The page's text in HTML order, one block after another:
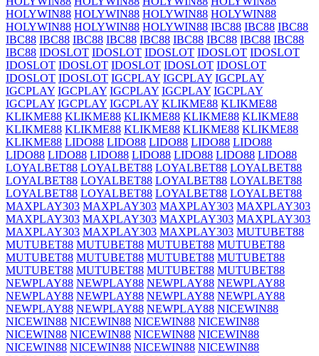
HOLYWIN88 HOLYWIN88 HOLYWIN88 HOLYWIN88
HOLYWIN88 HOLYWIN88 HOLYWIN88 IBC88 IBC88 IBC88
IBC88 IBC88 IBC88 IBC88 IBC88 IBC88 IBC88 IBC88 IBC88
IBC88 IDOSLOT IDOSLOT IDOSLOT IDOSLOT IDOSLOT
IDOSLOT IDOSLOT IDOSLOT IDOSLOT IDOSLOT
IDOSLOT IDOSLOT IGCPLAY IGCPLAY IGCPLAY
IGCPLAY IGCPLAY IGCPLAY IGCPLAY IGCPLAY
IGCPLAY IGCPLAY IGCPLAY KLIKME88 KLIKME88
KLIKME88 KLIKME88 KLIKME88 KLIKME88 KLIKME88
KLIKME88 KLIKME88 KLIKME88 KLIKME88 KLIKME88
KLIKME88 LIDO88 LIDO88 LIDO88 LIDO88 LIDO88
LIDO88 LIDO88 LIDO88 LIDO88 LIDO88 LIDO88 LIDO88
LOYALBET88 LOYALBET88 LOYALBET88 LOYALBET88
LOYALBET88 LOYALBET88 LOYALBET88 LOYALBET88
LOYALBET88 LOYALBET88 LOYALBET88 LOYALBET88
MAXPLAY303 MAXPLAY303 MAXPLAY303 MAXPLAY303
MAXPLAY303 MAXPLAY303 MAXPLAY303 MAXPLAY303
MAXPLAY303 MAXPLAY303 MAXPLAY303 MUTUBET88
MUTUBET88 MUTUBET88 MUTUBET88 MUTUBET88
MUTUBET88 MUTUBET88 MUTUBET88 MUTUBET88
MUTUBET88 MUTUBET88 MUTUBET88 MUTUBET88
NEWPLAY88 NEWPLAY88 NEWPLAY88 NEWPLAY88
NEWPLAY88 NEWPLAY88 NEWPLAY88 NEWPLAY88
NEWPLAY88 NEWPLAY88 NEWPLAY88 NICEWIN88
NICEWIN88 NICEWIN88 NICEWIN88 NICEWIN88
NICEWIN88 NICEWIN88 NICEWIN88 NICEWIN88
NICEWIN88 NICEWIN88 NICEWIN88 NICEWIN88